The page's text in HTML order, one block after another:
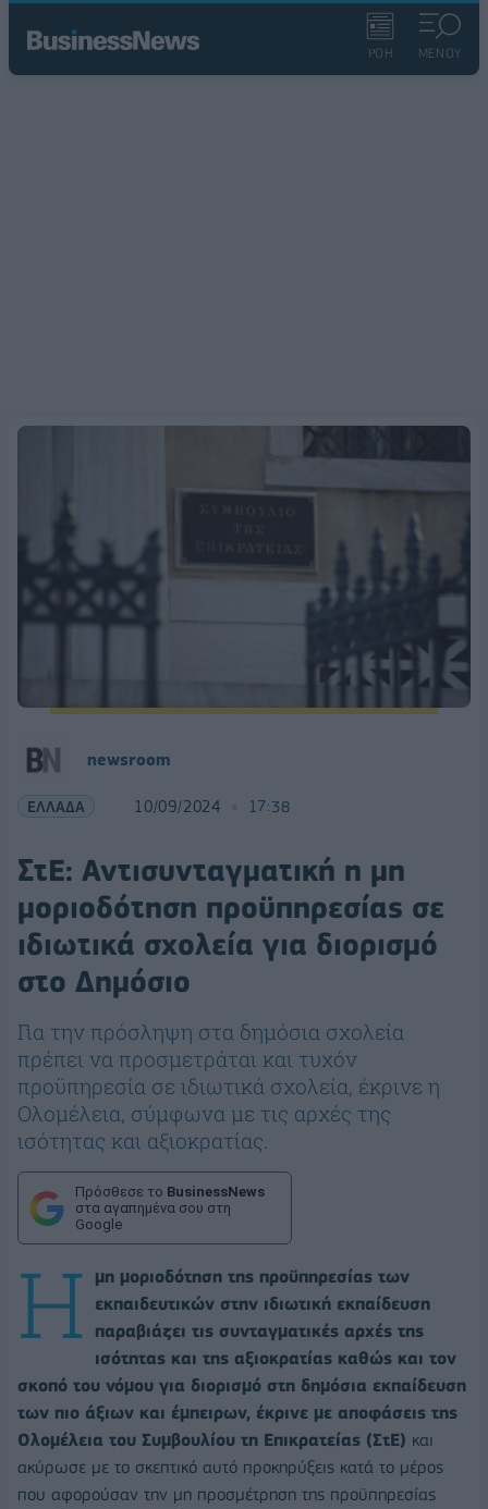
ΡΟΗ ΜΕΝΟΥ
newsroom
ΕΛΛΑΔΑ 10/09/2024 17:38
ΣτΕ: Αντισυνταγματική η μη
μοριοδότηση προϋπηρεσίας σε
ιδιωτικά σχολεία για διορισμό
στο Δημόσιο
Για την πρόσληψη στα δημόσια σχολεία
πρέπει να προσμετράται και τυχόν
προϋπηρεσία σε ιδιωτικά σχολεία, έκρινε η
Ολομέλεια, σύμφωνα με τις αρχές της
ισότητας και αξιοκρατίας.
Πρόσθεσε το BusinessNews
στα αγαπημένα σου στη
Google
Η
μη μοριοδότηση της προϋπηρεσίας των
εκπαιδευτικών στην ιδιωτική εκπαίδευση
παραβιάζει τις συνταγματικές αρχές της
ισότητας και της αξιοκρατίας καθώς και τον
σκοπό του νόμου για διορισμό στη δημόσια εκπαίδευση
των πιο άξιων και έμπειρων, έκρινε με αποφάσεις της
Ολομέλεια του Συμβουλίου τη Επικρατείας (ΣτΕ) και
ακύρωσε με το σκεπτικό αυτό προκηρύξεις κατά το μέρος
που αφορούσαν την μη προσμέτρηση της προϋπηρεσίας